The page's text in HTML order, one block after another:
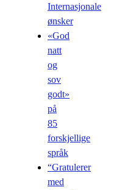
Internasjonale
ønsker
«God
natt
og
sov
godt»
på
85
forskjellige
språk
“Gratulerer
med